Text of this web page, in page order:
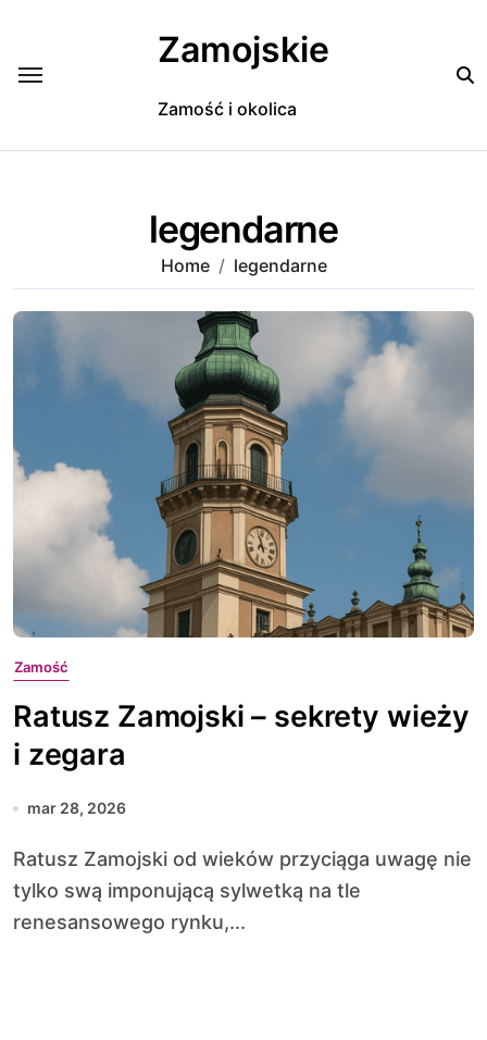
Zamojskie
Zamość i okolica
legendarne
Home legendarne
Zamość
Ratusz Zamojski – sekrety wieży
i zegara
mar 28, 2026
Ratusz Zamojski od wieków przyciąga uwagę nie
tylko swą imponującą sylwetką na tle
renesansowego rynku,...